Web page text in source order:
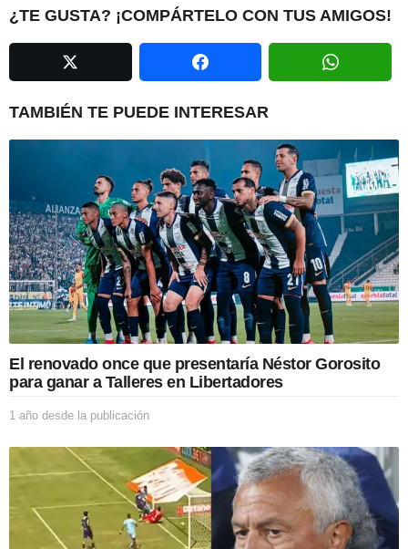
i
n
t
i
¿TE GUSTA? ¡COMPÁRTELO CON TUS AMIGOS!
TAMBIÉN TE PUEDE INTERESAR
El renovado once que presentaría Néstor Gorosito
para ganar a Talleres en Libertadores
1 año desde la publicación
ñ
o
d
e
s